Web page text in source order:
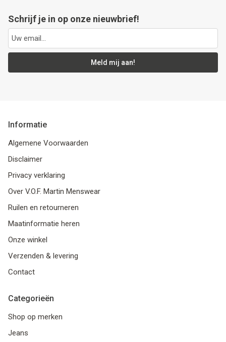
Schrijf je in op onze nieuwbrief!
Meld mij aan!
Informatie
Algemene Voorwaarden
Disclaimer
Privacy verklaring
Over V.O.F. Martin Menswear
Ruilen en retourneren
Maatinformatie heren
Onze winkel
Verzenden & levering
Contact
Categorieën
Shop op merken
Jeans